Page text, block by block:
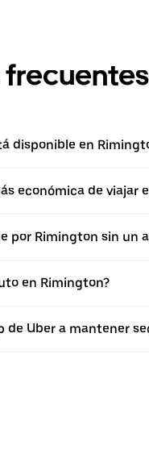
frecuentes
disponible en
económica de viajar
por Rimington sin un
en Rimington?
de Uber a mantener